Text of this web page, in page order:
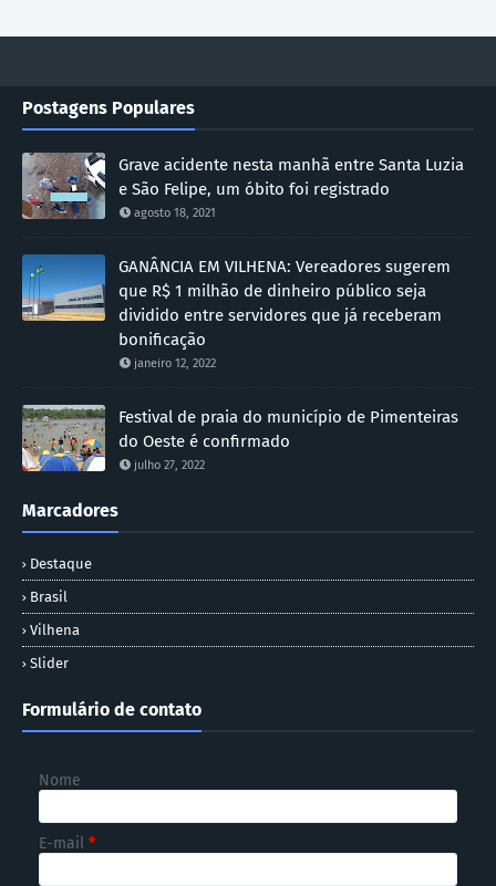
Postagens Populares
Grave acidente nesta manhã entre Santa Luzia
e São Felipe, um óbito foi registrado
agosto 18, 2021
GANÂNCIA EM VILHENA: Vereadores sugerem
que R$ 1 milhão de dinheiro público seja
dividido entre servidores que já receberam
bonificação
janeiro 12, 2022
Festival de praia do município de Pimenteiras
do Oeste é confirmado
julho 27, 2022
Marcadores
Destaque
Brasil
Vilhena
Slider
Formulário de contato
Nome
E-mail *